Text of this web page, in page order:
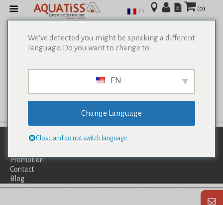
(0)
FR
We've detected you might be speaking a different
language. Do you want to change to:
EN
Change Language
Close and do not switch language
Catalogues
Promotion
Contact
Blog